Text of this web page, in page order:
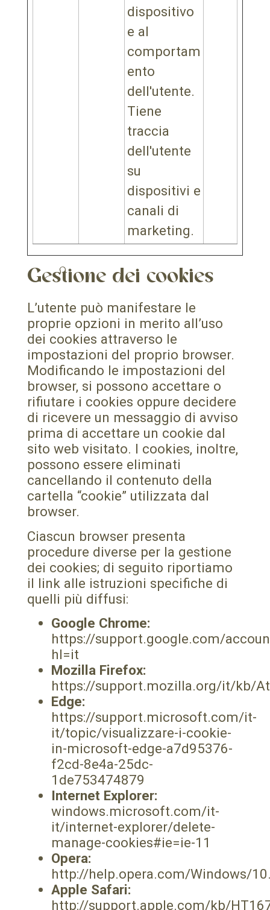
dispositivo
e al
comportam
ento
dell'utente.
Tiene
traccia
dell'utente
su
dispositivi e
canali di
marketing.
Gestione dei cookies
L’utente può manifestare le
proprie opzioni in merito all’uso
dei cookies attraverso le
impostazioni del proprio browser.
Modificando le impostazioni del
browser, si possono accettare o
rifiutare i cookies oppure decidere
di ricevere un messaggio di avviso
prima di accettare un cookie dal
sito web visitato. I cookies, inoltre,
possono essere eliminati
cancellando il contenuto della
cartella “cookie” utilizzata dal
browser.
Ciascun browser presenta
procedure diverse per la gestione
dei cookies; di seguito riportiamo
il link alle istruzioni specifiche di
quelli più diffusi:
Google Chrome:
https://support.google.com/
hl=it
Mozilla Firefox:
https://support.mozilla.org/it/kb/
Edge:
https://support.microsoft.com/it-
it/topic/visualizzare-i-cookie-
in-microsoft-edge-a7d95376-
f2cd-8e4a-25dc-
1de753474879
Internet Explorer:
windows.microsoft.com/it-
it/internet-explorer/delete-
manage-cookies#ie=ie-11
Opera:
http://help.opera.com/Windows/
Apple Safari:
http://support.apple.com/kb/